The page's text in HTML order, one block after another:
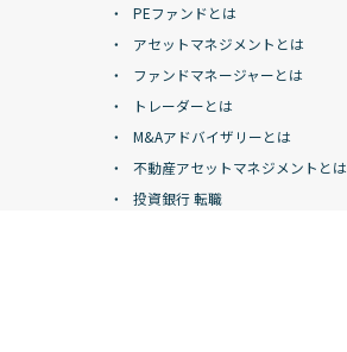
PEファンドとは
アセットマネジメントとは
ファンドマネージャーとは
トレーダーとは
M&Aアドバイザリーとは
不動産アセットマネジメントとは
投資銀行 転職